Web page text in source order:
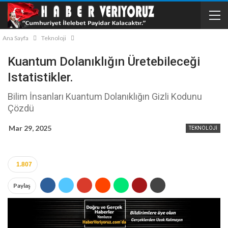
Ana Sayfa Teknoloji
Kuantum Dolanıklığın Üretebileceği
Istatistikler.
Bilim İnsanları Kuantum Dolanıklığın Gizli Kodunu
Çözdü
TEKNOLOJI
Mar 29, 2025
1.807
Paylaş